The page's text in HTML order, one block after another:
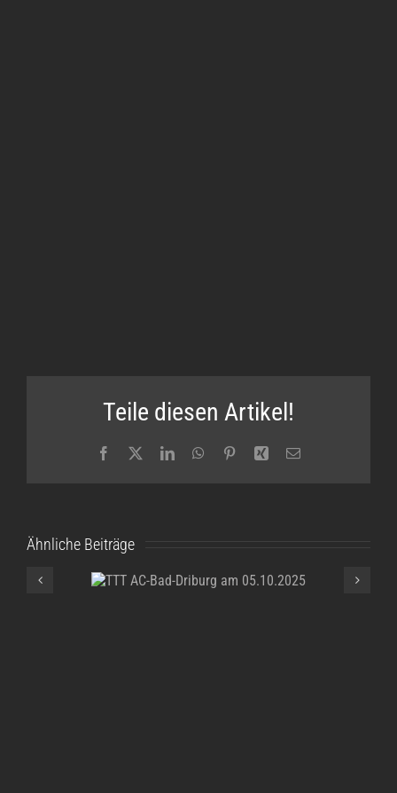
Teile diesen Artikel!
Facebook LinkedInWhatsApp
PinterestXing E-
Ähnliche Beiträge
Driburg am